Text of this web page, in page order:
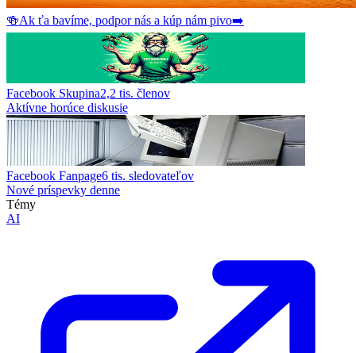
🍻Ak ťa bavíme, podpor nás a kúp nám pivo➡️
Facebook Skupina2,2 tis. členov
Aktívne horúce diskusie
Facebook Fanpage6 tis. sledovateľov
Nové príspevky denne
Témy
AI